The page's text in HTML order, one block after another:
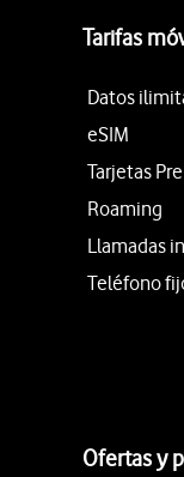
Tarifas
Datos
eSIM
Tarjetas
Roaming
Llamadas
Teléfono
Ofertas y